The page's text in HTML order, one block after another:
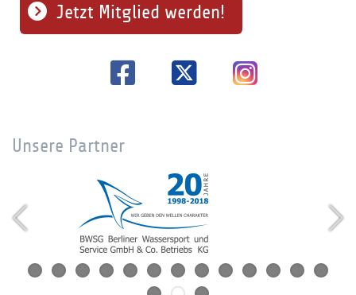
Jetzt Mitglied werden!
Unsere Partner